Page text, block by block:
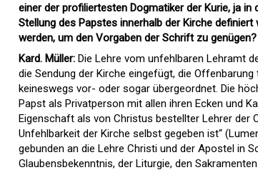
einer der profiliertesten Dogmatiker der Kurie, ja in
Stellung des Papstes innerhalb der Kirche
werden, um den Vorgaben der Schrift zu genügen?
Kard. Müller: Die Lehre vom unfehlbaren Lehramt
die Sendung der Kirche eingefügt, die
keineswegs vor- oder sogar übergeordnet. Die
Papst als Privatperson mit allen ihren Ecken und
Eigenschaft als von Christus bestellter Lehrer der
Unfehlbarkeit der Kirche selbst gegeben ist“
gebunden an die Lehre Christi und der Apostel in
Glaubensbekenntnis, der Liturgie, den